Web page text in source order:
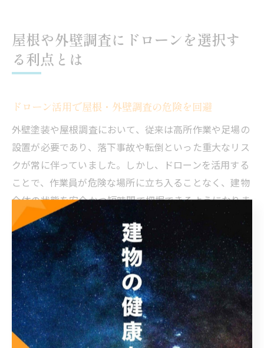
屋根や外壁調査にドローンを選択す
る利点とは
ドローン活用で屋根・外壁調査の危険を回避
外壁塗装や屋根調査において、従来は高所作業や足場の
設置が必要であり、落下事故や転倒といった重大なリス
クが常に伴っていました。しかし、ドローンを活用する
ことで、作業員が危険な場所に立ち入ることなく、建物
全体の状態を安全かつ短時間で把握できるようになりま
す。
特に大阪府大阪市のような都市部では、狭小地や複雑な
屋根形状の建物が多く、人力での調査が困難なケースも
少なくありません。ドローンはこうした場所でも自在に
飛行できるため、安全性の向上と同時に調査範囲の拡大
が可能です。
実際の現場では、ドローンによる撮影画像をリアルタイ